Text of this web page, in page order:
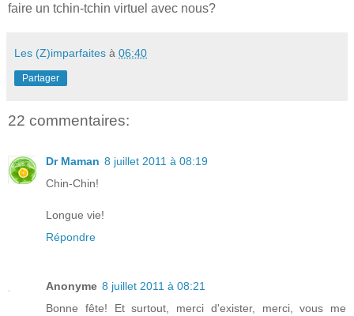
faire un tchin-tchin virtuel avec nous?
Les (Z)imparfaites à 06:40
Partager
22 commentaires:
Dr Maman 8 juillet 2011 à 08:19
Chin-Chin!
Longue vie!
Répondre
Anonyme 8 juillet 2011 à 08:21
Bonne fête! Et surtout, merci d'exister, merci, vous me